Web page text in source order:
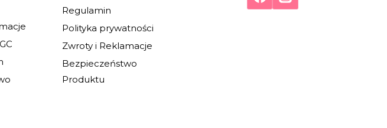
Regulamin
Polityka prywatności
Zwroty i Reklamacje
Bezpieczeństwo
Produktu